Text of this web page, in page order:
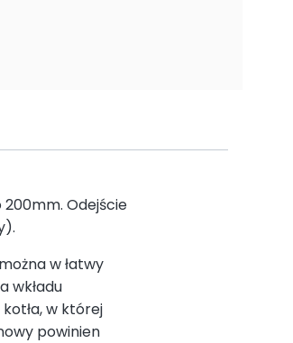
Odejście
w łatwy
wkładu
w której
powinien